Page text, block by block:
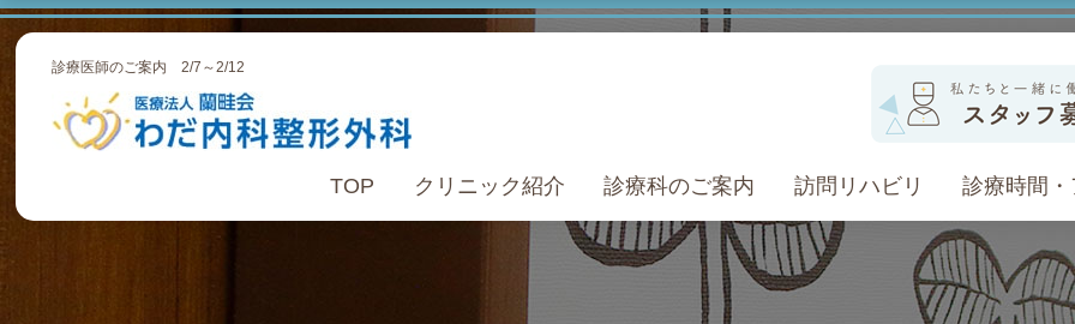
診療医師のご案内 2/7～2/12
TOP クリニック紹介 診療科のご案内 訪問リハビリ 診療時間